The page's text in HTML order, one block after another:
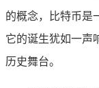
的概念，比特币是
它的诞生犹如一声
历史舞台。